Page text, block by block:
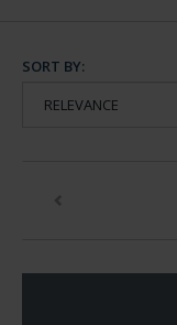
SORT BY: